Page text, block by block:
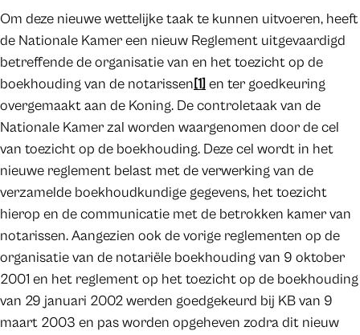
Om deze nieuwe wettelijke taak te kunnen uitvoeren, heeft
de Nationale Kamer een nieuw Reglement uitgevaardigd
betreffende de organisatie van en het toezicht op de
boekhouding van de notarissen[1] en ter goedkeuring
overgemaakt aan de Koning. De controletaak van de
Nationale Kamer zal worden waargenomen door de cel
van toezicht op de boekhouding. Deze cel wordt in het
nieuwe reglement belast met de verwerking van de
verzamelde boekhoudkundige gegevens, het toezicht
hierop en de communicatie met de betrokken kamer van
notarissen. Aangezien ook de vorige reglementen op de
organisatie van de notariële boekhouding van 9 oktober
2001 en het reglement op het toezicht op de boekhouding
van 29 januari 2002 werden goedgekeurd bij KB van 9
maart 2003 en pas worden opgeheven zodra dit nieuw